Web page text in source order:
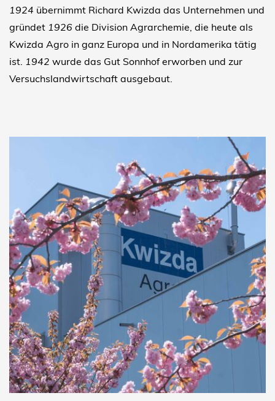
1924 übernimmt Richard Kwizda das Unternehmen und
gründet 1926 die Division Agrarchemie, die heute als
Kwizda Agro in ganz Europa und in Nordamerika tätig
ist. 1942 wurde das Gut Sonnhof erworben und zur
Versuchslandwirtschaft ausgebaut.